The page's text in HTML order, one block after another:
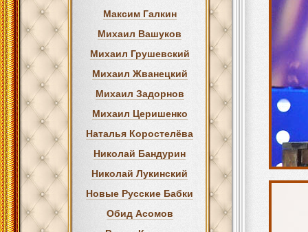
Максим Галкин
Михаил Вашуков
Михаил Грушевский
Михаил Жванецкий
Михаил Задорнов
Михаил Церишенко
Наталья Коростелёва
Николай Бандурин
Николай Лукинский
Новые Русские Бабки
Обид Асомов